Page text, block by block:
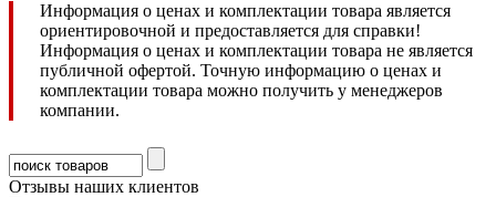
Информация о ценах и комплектации товара является
ориентировочной и предоставляется для справки!
Информация о ценах и комплектации товара не является
публичной офертой. Точную информацию о ценах и
комплектации товара можно получить у менеджеров
компании.
Отзывы наших клиентов